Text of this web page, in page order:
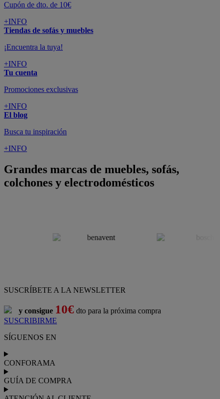
Cupón de dto. de 10€
+INFO
Tiendas de sofás y muebles
¡Encuentra la tuya!
+INFO
Tu cuenta
Promociones exclusivas
+INFO
El blog
Busca tu inspiración
+INFO
Grandes marcas de muebles, sofás,
colchones y electrodomésticos
SUSCRÍBETE A LA NEWSLETTER
y consigue 10€ dto para la próxima compra
SUSCRIBIRME
SÍGUENOS EN
CONFORAMA
GUÍA DE COMPRA